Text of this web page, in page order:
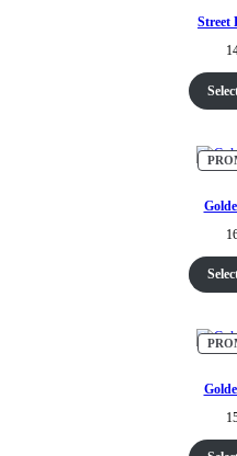
Street